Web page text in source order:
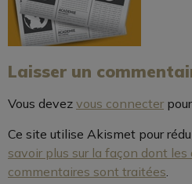
Laisser un
Vous devez vous connecter
Ce site utilise Akismet pour
savoir plus sur la façon dont les
commentaires sont traitées